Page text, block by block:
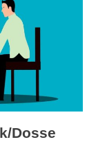
Dosse